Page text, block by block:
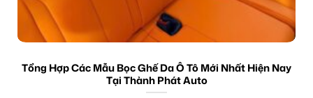
Tổng Hợp Các Mẫu Bọc Ghế Da Ô Tô Mới Nhất Hiện Nay
Tại Thành Phát Auto